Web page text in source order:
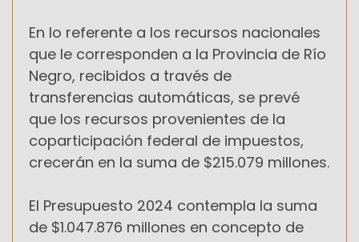
En lo referente a los recursos nacionales
que le corresponden a la Provincia de Río
Negro, recibidos a través de
transferencias automáticas, se prevé
que los recursos provenientes de la
coparticipación federal de impuestos,
crecerán en la suma de $215.079 millones.
El Presupuesto 2024 contempla la suma
de $1.047.876 millones en concepto de